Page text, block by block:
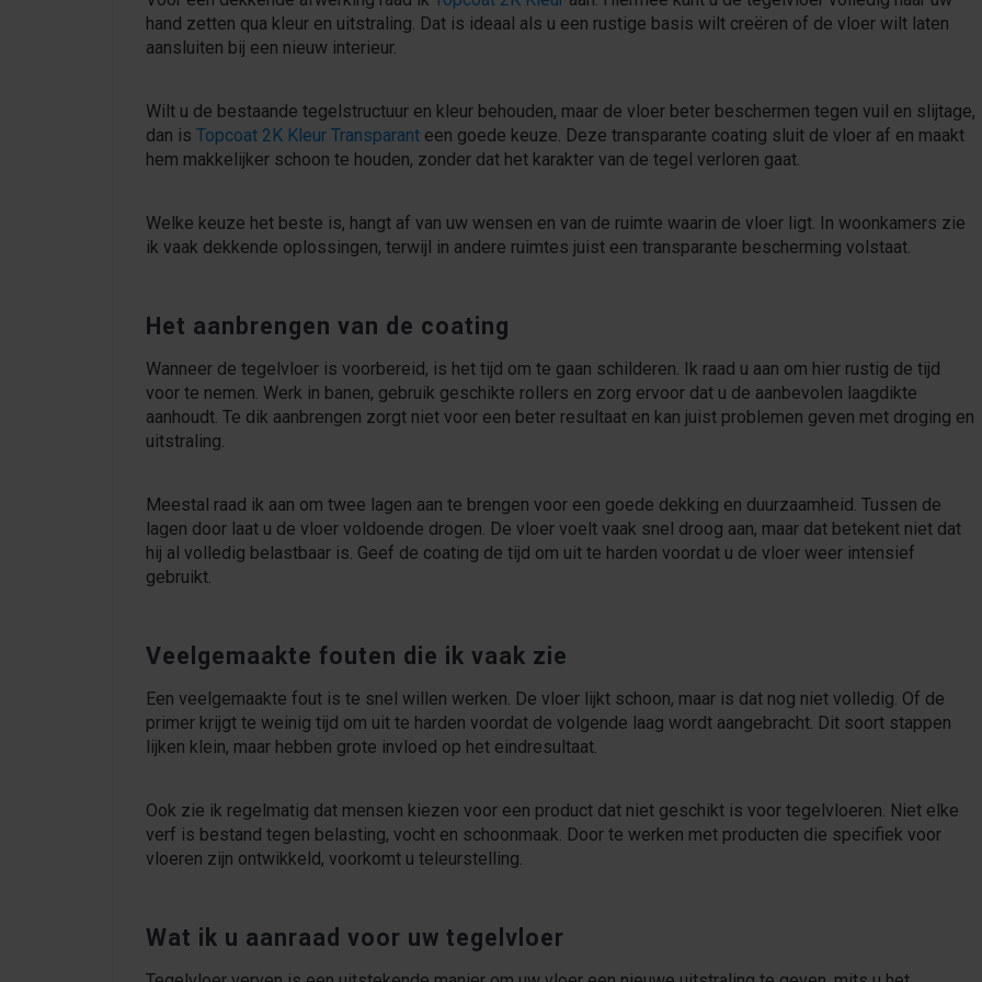
hand zetten qua kleur en uitstraling. Dat is ideaal als u een rustige basis wilt creëren of de vloer wilt laten
aansluiten bij een nieuw interieur.
Wilt u de bestaande tegelstructuur en kleur behouden, maar de vloer beter beschermen tegen vuil en slijtage,
dan is Topcoat 2K Kleur Transparant een goede keuze. Deze transparante coating sluit de vloer af en maakt
hem makkelijker schoon te houden, zonder dat het karakter van de tegel verloren gaat.
Welke keuze het beste is, hangt af van uw wensen en van de ruimte waarin de vloer ligt. In woonkamers zie
ik vaak dekkende oplossingen, terwijl in andere ruimtes juist een transparante bescherming volstaat.
Het aanbrengen van de coating
Wanneer de tegelvloer is voorbereid, is het tijd om te gaan schilderen. Ik raad u aan om hier rustig de tijd
voor te nemen. Werk in banen, gebruik geschikte rollers en zorg ervoor dat u de aanbevolen laagdikte
aanhoudt. Te dik aanbrengen zorgt niet voor een beter resultaat en kan juist problemen geven met droging en
uitstraling.
Meestal raad ik aan om twee lagen aan te brengen voor een goede dekking en duurzaamheid. Tussen de
lagen door laat u de vloer voldoende drogen. De vloer voelt vaak snel droog aan, maar dat betekent niet dat
hij al volledig belastbaar is. Geef de coating de tijd om uit te harden voordat u de vloer weer intensief
gebruikt.
Veelgemaakte fouten die ik vaak zie
Een veelgemaakte fout is te snel willen werken. De vloer lijkt schoon, maar is dat nog niet volledig. Of de
primer krijgt te weinig tijd om uit te harden voordat de volgende laag wordt aangebracht. Dit soort stappen
lijken klein, maar hebben grote invloed op het eindresultaat.
Ook zie ik regelmatig dat mensen kiezen voor een product dat niet geschikt is voor tegelvloeren. Niet elke
verf is bestand tegen belasting, vocht en schoonmaak. Door te werken met producten die specifiek voor
vloeren zijn ontwikkeld, voorkomt u teleurstelling.
Wat ik u aanraad voor uw tegelvloer